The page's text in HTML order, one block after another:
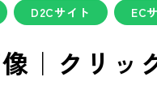
D2Cサイト EC
｜クリッ